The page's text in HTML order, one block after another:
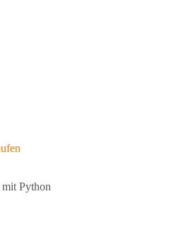
Python